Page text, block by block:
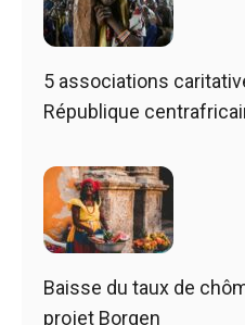
5 associations
République
Baisse du taux de
projet Borgen